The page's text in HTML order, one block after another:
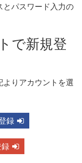
とパスワード入力の
で新規登
よりアカウントを選
録